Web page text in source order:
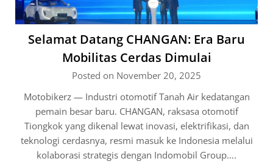
Selamat Datang CHANGAN: Era Baru
Mobilitas Cerdas Dimulai
Posted on November 20, 2025
Motobikerz — Industri otomotif Tanah Air kedatangan
pemain besar baru. CHANGAN, raksasa otomotif
Tiongkok yang dikenal lewat inovasi, elektrifikasi, dan
teknologi cerdasnya, resmi masuk ke Indonesia melalui
kolaborasi strategis dengan Indomobil Group….